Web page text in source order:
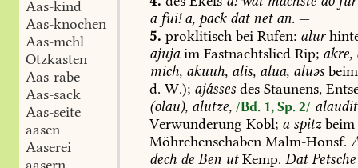
Aas-kind
Aas-knochen
Aas-mehl
Otzkasten
Aas-rabe
Aas-sack
Aas-seite
aasen
Aaserei
afui!a, packdatnetan. —
5. proklitisch bei Rufen: alur
ajujaim Fastnachtslied Rip; akre,
mich, akuuh, alis, alua, aluəs beim
d. W.); ajásses des Staunens,
(olau), alutze, /Bd. 1, Sp. 2/
Verwunderung Kobl; aspitzbeim
Möhrchenschaben Malm-Honsf.
dech de Ben ut Kemp. DatPetsche